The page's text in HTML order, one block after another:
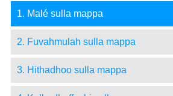
1. Malé sulla mappa
2. Fuvahmulah sulla mappa
3. Hithadhoo sulla mappa